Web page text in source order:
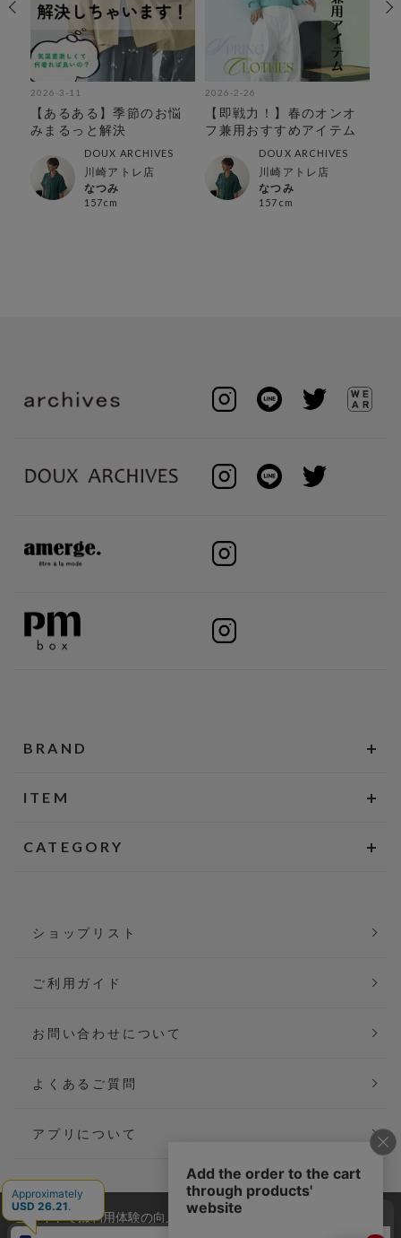
2026-3-11
【あるある】季節のお悩
みまるっと解決
DOUX ARCHIVES
川崎アトレ店
なつみ
157cm
2026-2-26
【即戦力！】春のオンオ
フ兼用おすすめアイテム
DOUX ARCHIVES
川崎アトレ店
なつみ
157cm
BRAND
ITEM
CATEGORY
ショップリスト
ご利用ガイド
お問い合わせについて
よくあるご質問
アプリについて
会社概要
当サイトでは利用体験の向上およびコンテンツの最適な提供、ト